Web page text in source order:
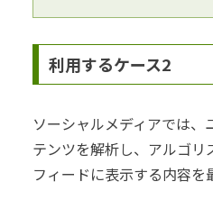
利用するケース2
ソーシャルメディアでは
テンツを解析し、アルゴリ
フィードに表示する内容を